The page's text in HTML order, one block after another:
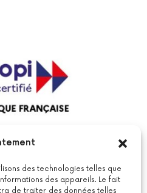
des technologies telles que
des appareils. Le fait
de traiter des données telles
a été délivrée au
Voir le certificat